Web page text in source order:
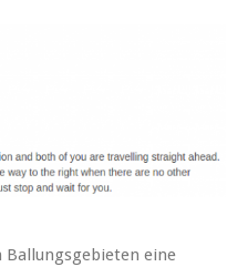
Ballungsgebieten eine